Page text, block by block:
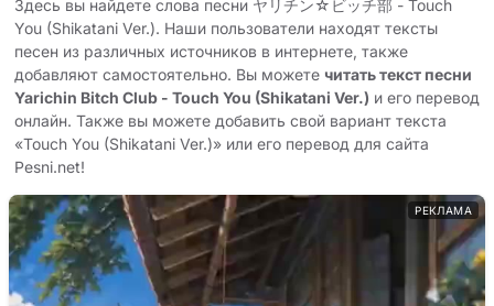
Здесь вы найдете слова песни ヤリチン☆ビッチ部 - Touch
You (Shikatani Ver.). Наши пользователи находят тексты
песен из различных источников в интернете, также
добавляют самостоятельно. Вы можете читать текст песни
Yarichin Bitch Club - Touch You (Shikatani Ver.) и его перевод
онлайн. Также вы можете добавить свой вариант текста
«Touch You (Shikatani Ver.)» или его перевод для сайта
Pesni.net!
РЕКЛАМА